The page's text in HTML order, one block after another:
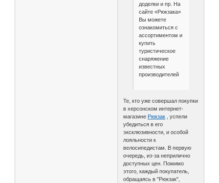
доделки и пр. На
сайте «Рюкзака»
Вы можете
ознакомиться с
ассортиментом и
купить
туристическое
снаряжение
известных
производителей
Те, кто уже совершал покупки
в херсонском интернет-
магазине Рюкзак , успели
убедиться в его
эксклюзивности, и особой
лояльности к
велосипедистам. В первую
очередь, из-за неприлично
доступных цен. Помимо
этого, каждый покупатель,
обращаясь в "Рюкзак",